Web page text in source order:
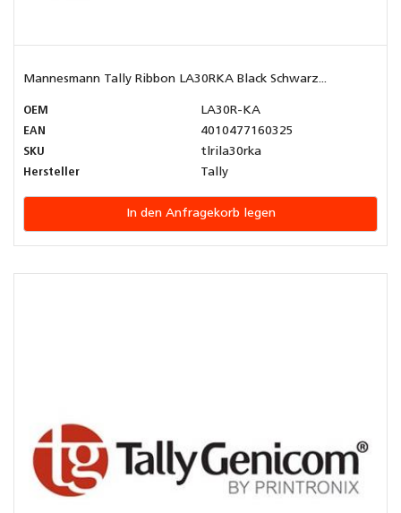
Mannesmann Tally Ribbon LA30RKA Black Schwarz...
OEM
LA30R-KA
EAN
4010477160325
SKU
tlrila30rka
Hersteller
Tally
In den Anfragekorb legen